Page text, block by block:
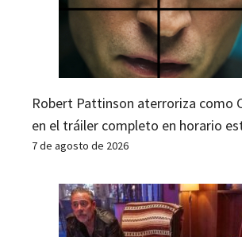
Robert Pattinson aterroriza como
en el tráiler completo en horario
7 de agosto de 2026